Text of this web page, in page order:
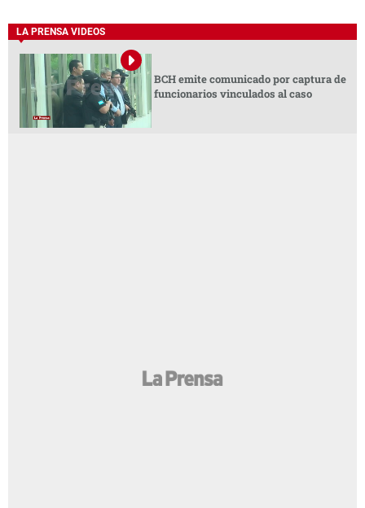
LA PRENSA VIDEOS
BCH emite comunicado por captura de
funcionarios vinculados al caso